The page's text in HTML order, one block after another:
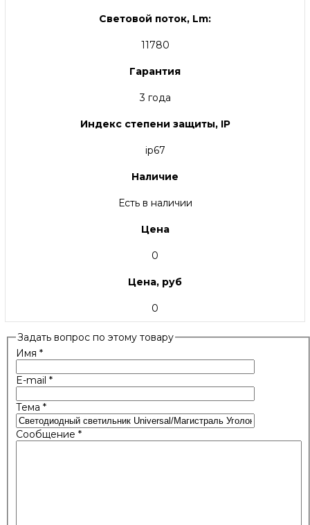
Световой поток, Lm:
11780
Гарантия
3 года
Индекс степени защиты, IP
ip67
Наличие
Есть в наличии
Цена
0
Цена, руб
0
Задать вопрос по этому товару
Имя *
E-mail *
Тема *
Сообщение *